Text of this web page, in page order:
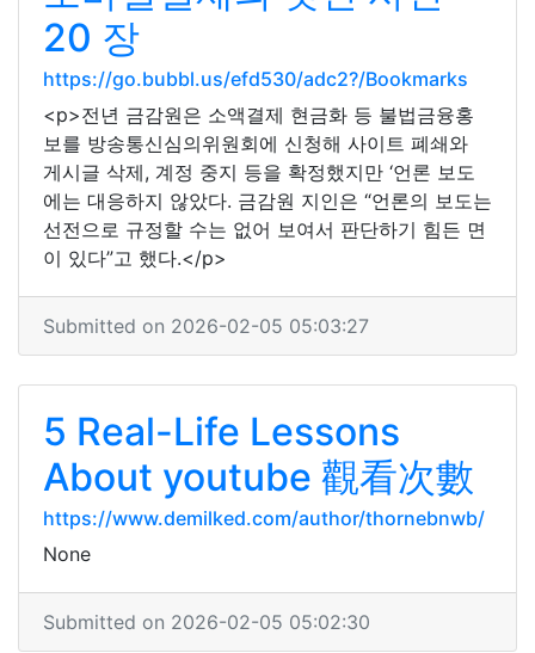
20 장
https://go.bubbl.us/efd530/adc2?/Bookmarks
<p>전년 금감원은 소액결제 현금화 등 불법금융홍
보를 방송통신심의위원회에 신청해 사이트 폐쇄와
게시글 삭제, 계정 중지 등을 확정했지만 ‘언론 보도
에는 대응하지 않았다. 금감원 지인은 “언론의 보도는
선전으로 규정할 수는 없어 보여서 판단하기 힘든 면
이 있다”고 했다.</p>
Submitted on 2026-02-05 05:03:27
5 Real-Life Lessons
About youtube 觀看次數
https://www.demilked.com/author/thornebnwb/
None
Submitted on 2026-02-05 05:02:30